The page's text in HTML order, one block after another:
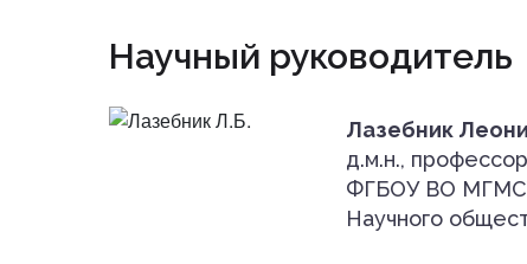
Научный руководитель
Лазебник
д.м.н.,
ФГБОУ ВО МГМСУ
Научного